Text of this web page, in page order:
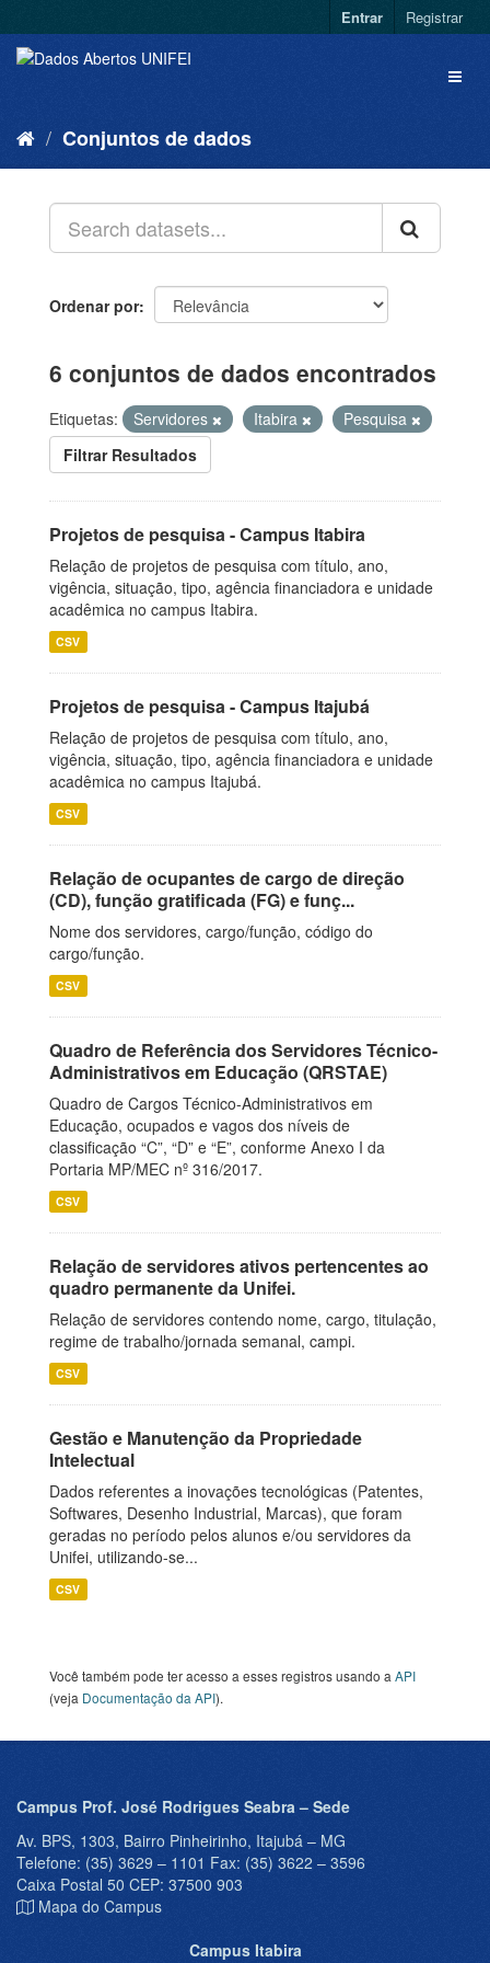
Entrar Registrar
Conjuntos de dados
Ordenar por
6 conjuntos de dados encontrados
Etiquetas: Servidores Itabira
Pesquisa
Filtrar Resultados
Projetos de pesquisa - Campus Itabira
Relação de projetos de pesquisa com título, ano,
vigência, situação, tipo, agência financiadora e unidade
acadêmica no campus Itabira.
CSV
Projetos de pesquisa - Campus Itajubá
Relação de projetos de pesquisa com título, ano,
vigência, situação, tipo, agência financiadora e unidade
acadêmica no campus Itajubá.
CSV
Relação de ocupantes de cargo de direção
(CD), função gratificada (FG) e funç...
Nome dos servidores, cargo/função, código do
cargo/função.
CSV
Quadro de Referência dos Servidores Técnico-
Administrativos em Educação (QRSTAE)
Quadro de Cargos Técnico-Administrativos em
Educação, ocupados e vagos dos níveis de
classificação “C”, “D” e “E”, conforme Anexo I da
Portaria MP/MEC nº 316/2017.
CSV
Relação de servidores ativos pertencentes ao
quadro permanente da Unifei.
Relação de servidores contendo nome, cargo, titulação,
regime de trabalho/jornada semanal, campi.
CSV
Gestão e Manutenção da Propriedade
Intelectual
Dados referentes a inovações tecnológicas (Patentes,
Softwares, Desenho Industrial, Marcas), que foram
geradas no período pelos alunos e/ou servidores da
Unifei, utilizando-se...
CSV
Você também pode ter acesso a esses registros usando a API
(veja Documentação da API).
Campus Prof. José Rodrigues Seabra – Sede
Av. BPS, 1303, Bairro Pinheirinho, Itajubá – MG
Telefone: (35) 3629 – 1101 Fax: (35) 3622 – 3596
Caixa Postal 50 CEP: 37500 903
Mapa do Campus
Campus Itabira